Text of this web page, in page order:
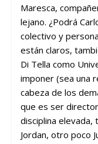
Maresca,
lejano. ¿Podrá
colectivo y person
están claros,
Di Tella como
imponer (sea una
cabeza de los
que es ser
disciplina elevada,
Jordan, otro poco